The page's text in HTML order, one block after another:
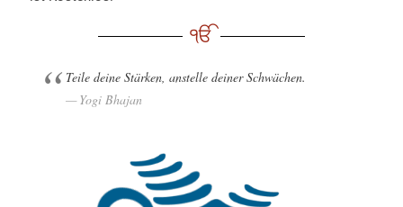
ੴ
Teile deine Stärken, anstelle deiner Schwächen.
Yogi Bhajan